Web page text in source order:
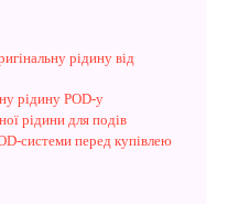
рідину від
рідину POD-у
рідини для подів
системи перед купівлею